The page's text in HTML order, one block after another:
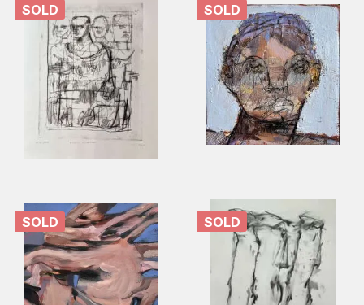
SOLD SOLD
SOLD SOLD